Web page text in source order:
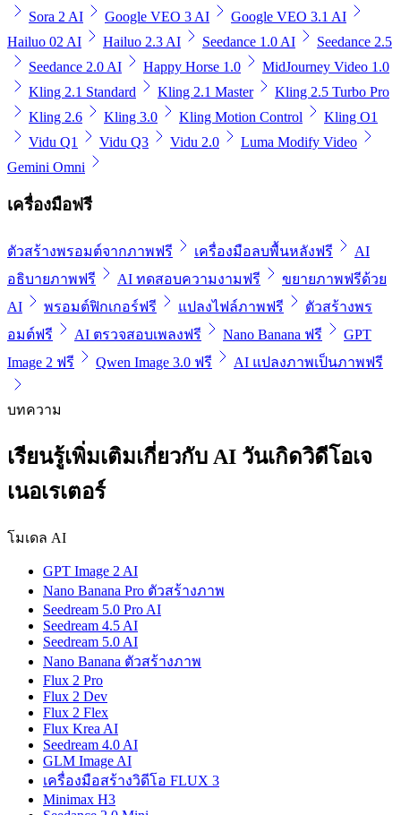
Sora 2 AI
Google VEO 3 AI
Google VEO 3.1 AI
Hailuo 02 AI
Hailuo 2.3 AI Seedance 1.0 AI
Seedance 2.5
Seedance 2.0 AI
Happy Horse 1.0
MidJourney Video 1.0
Kling 2.1 Standard
Kling 2.1 Master
Kling 2.5 Turbo Pro
Kling 2.6
Kling 3.0 Kling Motion Control
Kling O1
Vidu Q1
Vidu Q3 Vidu 2.0
Luma Modify Video
Gemini Omni
เครื่องมือฟรี
ตัวสร้างพรอมต์จากภาพฟรี เครื่องมือลบพื้นหลังฟรี
AI
อธิบายภาพฟรี
AI ทดสอบความงามฟรี
ขยายภาพฟรีด้วย
AI
พรอมต์ฟิกเกอร์ฟรี แปลงไฟล์ภาพฟรี
ตัวสร้างพร
อมต์ฟรี
AI ตรวจสอบเพลงฟรี Nano Banana ฟรี
GPT
Image 2 ฟรี
Qwen Image 3.0 ฟรี AI แปลงภาพเป็นภาพฟรี
บทความ
เรียนรู้เพิ่มเติมเกี่ยวกับ AI วันเกิดวิดีโอเจ
เนอเรเตอร์
โมเดล AI
GPT Image 2 AI
Nano Banana Pro ตัวสร้างภาพ
Seedream 5.0 Pro AI
Seedream 4.5 AI
Seedream 5.0 AI
Nano Banana ตัวสร้างภาพ
Flux 2 Pro
Flux 2 Dev
Flux 2 Flex
Flux Krea AI
Seedream 4.0 AI
GLM Image AI
เครื่องมือสร้างวิดีโอ FLUX 3
Minimax H3